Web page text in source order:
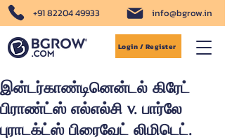
+91 82204 49933 info@bgrow.in
Login / Register
இன்டர்காண்டினென்டல் கிரேட்
பிராண்ட்ஸ் எல்எல்சி v. பார்லே
புராடக்ட்ஸ் பிரைவேட் லிமிடெட்.